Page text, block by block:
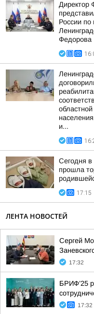
Директор
России по
Федорова
и...
Сегодня
прошла
17:15
ЛЕНТА НОВОСТЕЙ
Сергей
17:32
БРИФ’25
17:32